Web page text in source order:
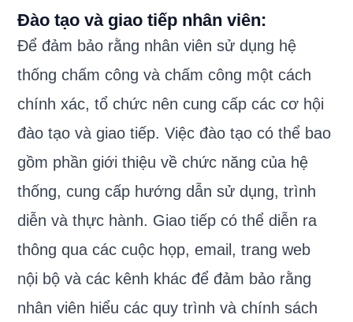
Đào tạo và giao tiếp nhân viên:
Để đảm bảo rằng nhân viên sử dụng hệ
thống chấm công và chấm công một cách
chính xác, tổ chức nên cung cấp các cơ hội
đào tạo và giao tiếp. Việc đào tạo có thể bao
gồm phần giới thiệu về chức năng của hệ
thống, cung cấp hướng dẫn sử dụng, trình
diễn và thực hành. Giao tiếp có thể diễn ra
thông qua các cuộc họp, email, trang web
nội bộ và các kênh khác để đảm bảo rằng
nhân viên hiểu các quy trình và chính sách